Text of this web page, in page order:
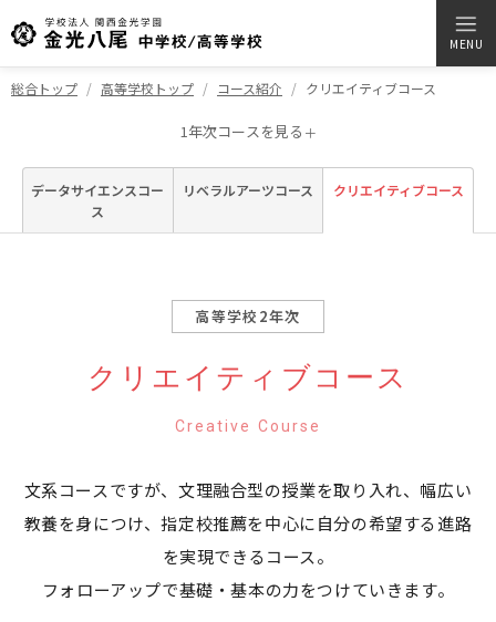
MENU
総合トップ 高等学校トップ コース紹介 クリエイティブコース
1年次コースを見る ＋
データサイエンスコー
ス
リベラルアーツコース クリエイティブコース
高等学校2年次
クリエイティブコース
Creative Course
文系コースですが、文理融合型の授業を取り入れ、幅広い
教養を身につけ、指定校推薦を中心に自分の希望する進路
を実現できるコース。
フォローアップで基礎・基本の力をつけていきます。